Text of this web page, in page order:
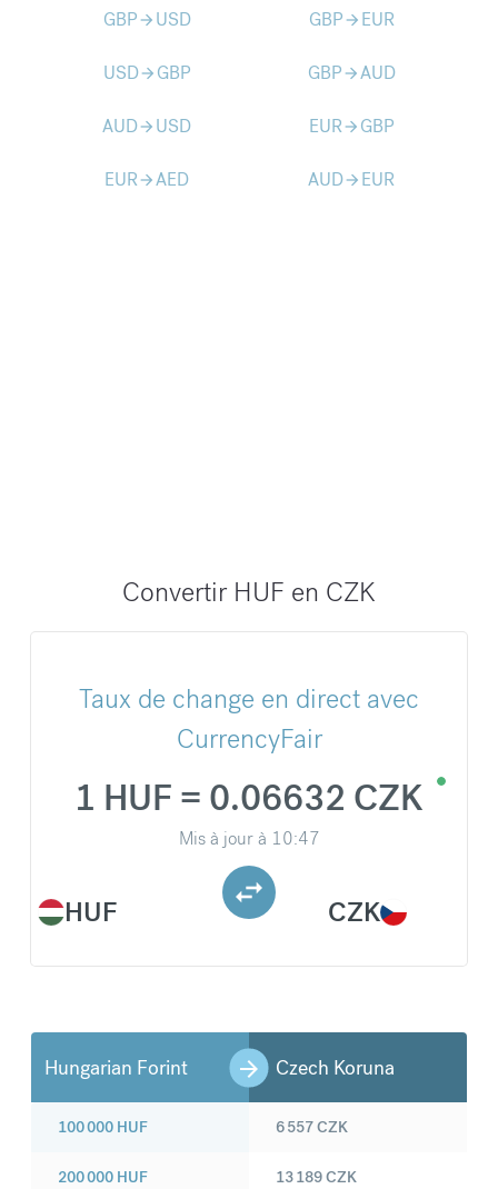
GBParrow_forward USD GBParrow_forward EUR
USDarrow_forward GBP GBParrow_forwardAUD
AUDarrow_forward USD EURarrow_forward GBP
EURarrow_forwardAED AUDarrow_forward EUR
Convertir HUF en CZK
Taux de change en direct avec
CurrencyFair
HUF
1 HUF = 0.06632 CZK
Mis à jour à 10:47
CZK
Hungarian Forint Czech Koruna
100 000 HUF
200 000 HUF
6 557CZK
13 189CZK